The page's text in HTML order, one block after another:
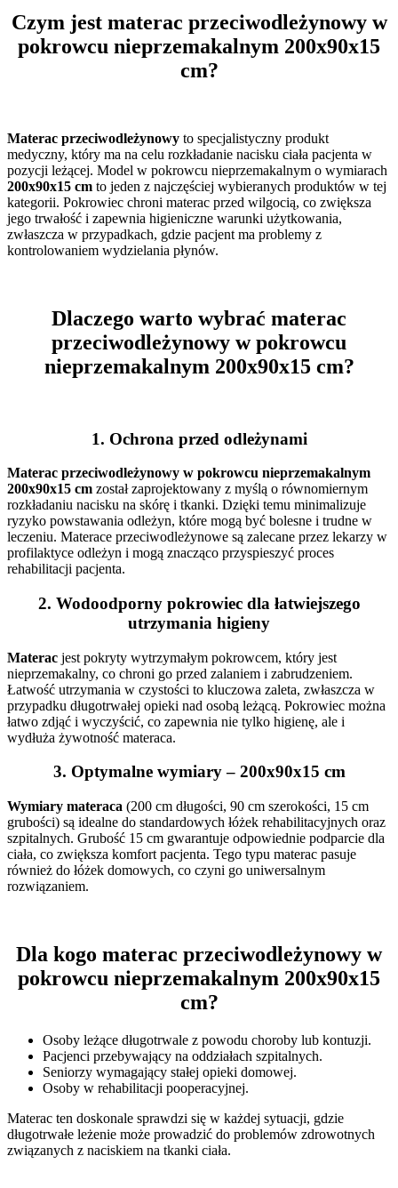
Czym jest materac przeciwodleżynowy w
pokrowcu nieprzemakalnym 200x90x15
cm?
Materac przeciwodleżynowy to specjalistyczny produkt
medyczny, który ma na celu rozkładanie nacisku ciała pacjenta w
pozycji leżącej. Model w pokrowcu nieprzemakalnym o wymiarach
200x90x15 cm to jeden z najczęściej wybieranych produktów w tej
kategorii. Pokrowiec chroni materac przed wilgocią, co zwiększa
jego trwałość i zapewnia higieniczne warunki użytkowania,
zwłaszcza w przypadkach, gdzie pacjent ma problemy z
kontrolowaniem wydzielania płynów.
Dlaczego warto wybrać materac
przeciwodleżynowy w pokrowcu
nieprzemakalnym 200x90x15 cm?
1. Ochrona przed odleżynami
Materac przeciwodleżynowy w pokrowcu nieprzemakalnym
200x90x15 cm został zaprojektowany z myślą o równomiernym
rozkładaniu nacisku na skórę i tkanki. Dzięki temu minimalizuje
ryzyko powstawania odleżyn, które mogą być bolesne i trudne w
leczeniu. Materace przeciwodleżynowe są zalecane przez lekarzy w
profilaktyce odleżyn i mogą znacząco przyspieszyć proces
rehabilitacji pacjenta.
2. Wodoodporny pokrowiec dla łatwiejszego
utrzymania higieny
Materac jest pokryty wytrzymałym pokrowcem, który jest
nieprzemakalny, co chroni go przed zalaniem i zabrudzeniem.
Łatwość utrzymania w czystości to kluczowa zaleta, zwłaszcza w
przypadku długotrwałej opieki nad osobą leżącą. Pokrowiec można
łatwo zdjąć i wyczyścić, co zapewnia nie tylko higienę, ale i
wydłuża żywotność materaca.
3. Optymalne wymiary – 200x90x15 cm
Wymiary materaca (200 cm długości, 90 cm szerokości, 15 cm
grubości) są idealne do standardowych łóżek rehabilitacyjnych oraz
szpitalnych. Grubość 15 cm gwarantuje odpowiednie podparcie dla
ciała, co zwiększa komfort pacjenta. Tego typu materac pasuje
również do łóżek domowych, co czyni go uniwersalnym
rozwiązaniem.
Dla kogo materac przeciwodleżynowy w
pokrowcu nieprzemakalnym 200x90x15
cm?
Osoby leżące długotrwale z powodu choroby lub kontuzji.
Pacjenci przebywający na oddziałach szpitalnych.
Seniorzy wymagający stałej opieki domowej.
Osoby w rehabilitacji pooperacyjnej.
Materac ten doskonale sprawdzi się w każdej sytuacji, gdzie
długotrwałe leżenie może prowadzić do problemów zdrowotnych
związanych z naciskiem na tkanki ciała.